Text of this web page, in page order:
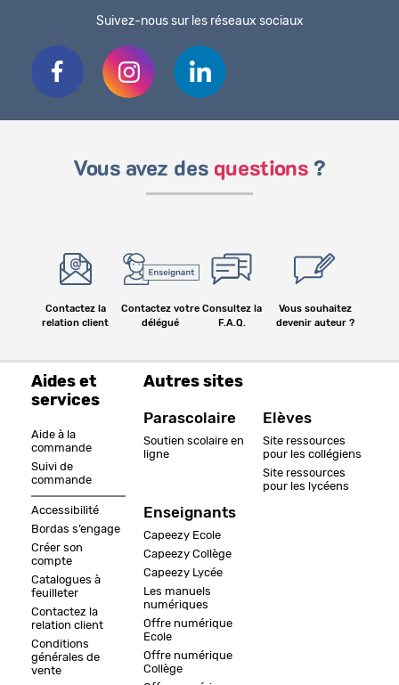
Suivez-nous sur les réseaux sociaux
Vous avez des questions ?
Contactez la
relation client
Contactez votre
délégué
Consultez la
F.A.Q.
Vous souhaitez
devenir auteur ?
Aides et
services
Aide à la
commande
Suivi de
commande
Accessibilité
Bordas s’engage
Créer son
compte
Catalogues à
feuilleter
Contactez la
relation client
Conditions
générales de
vente
Autres sites
Parascolaire
Soutien scolaire en
ligne
Enseignants
Capeezy Ecole
Capeezy Collège
Capeezy Lycée
Les manuels
numériques
Offre numérique
Ecole
Offre numérique
Collège
Elèves
Site ressources
pour les collégiens
Site ressources
pour les lycéens